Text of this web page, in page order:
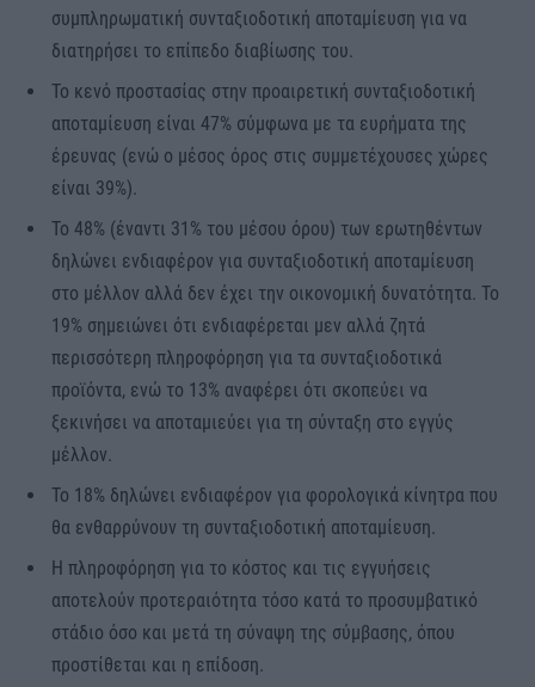
συμπληρωματική συνταξιοδοτική αποταμίευση για να
διατηρήσει το επίπεδο διαβίωσης του.
Το κενό προστασίας στην προαιρετική συνταξιοδοτική
αποταμίευση είναι 47% σύμφωνα με τα ευρήματα της
έρευνας (ενώ ο μέσος όρος στις συμμετέχουσες χώρες
είναι 39%).
Το 48% (έναντι 31% του μέσου όρου) των ερωτηθέντων
δηλώνει ενδιαφέρον για συνταξιοδοτική αποταμίευση
στο μέλλον αλλά δεν έχει την οικονομική δυνατότητα. Το
19% σημειώνει ότι ενδιαφέρεται μεν αλλά ζητά
περισσότερη πληροφόρηση για τα συνταξιοδοτικά
προϊόντα, ενώ το 13% αναφέρει ότι σκοπεύει να
ξεκινήσει να αποταμιεύει για τη σύνταξη στο εγγύς
μέλλον.
Το 18% δηλώνει ενδιαφέρον για φορολογικά κίνητρα που
θα ενθαρρύνουν τη συνταξιοδοτική αποταμίευση.
Η πληροφόρηση για το κόστος και τις εγγυήσεις
αποτελούν προτεραιότητα τόσο κατά το προσυμβατικό
στάδιο όσο και μετά τη σύναψη της σύμβασης, όπου
προστίθεται και η επίδοση.